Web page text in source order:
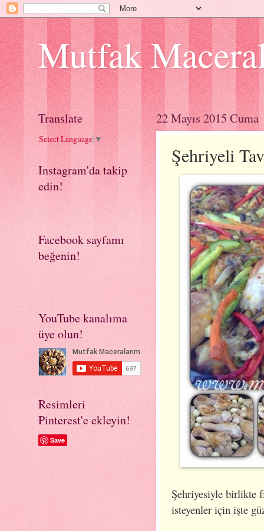
Mutfak
22 Mayıs 2015 Cuma
Şehriyeli
Şehriyesiyle birlikte
isteyenler için işte
Translate
Select Language ▼
Instagram'da takip
edin!
Facebook sayfamı
beğenin!
YouTube kanalıma
üye olun!
Resimleri
Pinterest'e ekleyin!
Save